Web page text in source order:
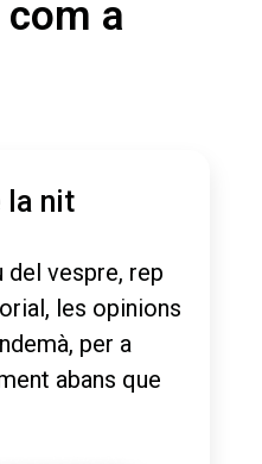
a
la nit
del vespre, rep
les opinions
per a
abans que